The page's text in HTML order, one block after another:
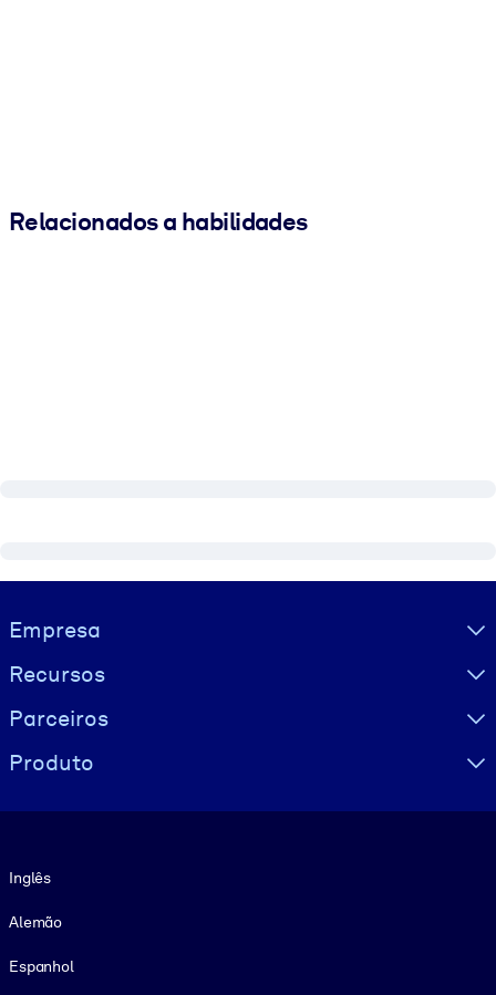
Relacionados a habilidades
Visually hidden Text
Empresa
Recursos
Parceiros
Produto
Inglês
Alemão
Espanhol